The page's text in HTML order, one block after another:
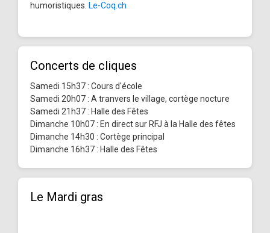
humoristiques. Le-Coq.ch
Concerts de cliques
Samedi 15h37 : Cours d'école
Samedi 20h07 : A tranvers le village, cortège nocture
Samedi 21h37 : Halle des Fêtes
Dimanche 10h07 : En direct sur RFJ à la Halle des fêtes
Dimanche 14h30 : Cortège principal
Dimanche 16h37 : Halle des Fêtes
Le Mardi gras